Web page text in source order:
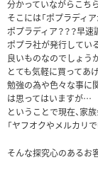
分かっていながらこち
そこには「ポプラディ
ポプラディア？？？早速
ポプラ社が発行してい
良いものなのでしょう
とても気軽に買ってあ
勉強の為や色々な事に
は思ってはいますが…
ということで現在、家
「ヤフオクやメルカリ
そんな探究心のあるお